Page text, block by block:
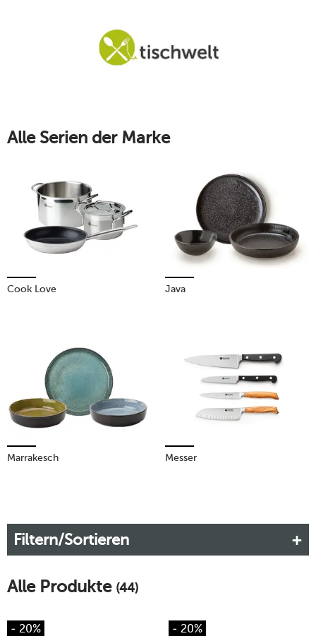
Sortiment. Rund um das Thema Tischkultur haben wir so einiges zu
bieten. HochwertigesMarkengeschirr Besteck Küchenzubehör
finden Sie bei uns ebenso wieDeko
Alle Serien der Marke
Cook Love Java
Marrakesch Messer
Filtern/Sortieren
Alle Produkte (44)
- 20% - 20%